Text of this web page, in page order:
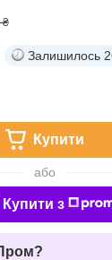
₴
Залишилось
Купити
або
Купити з